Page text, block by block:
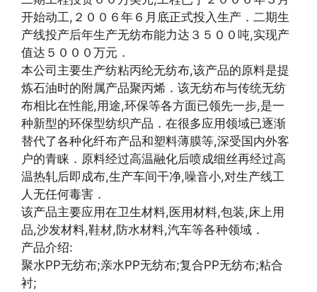
开始动工,２００６年６月底正式投入生产．二期生
产线投产后年生产无纺布能力达３５００吨,实现产
值达５０００万元．
本公司主要生产纺粘丙纶无纺布,该产品的原料是提
炼石油时的附属产品聚丙烯．该无纺布与传统无纺
布相比在性能,用途,环保等各方面已领先一步,是一
种新型的环保型纺织产品．在很多应用领域已逐渐
替代了各种化纤布产品和塑料薄膜等,深受国内外客
户的青睐．原料经过高温融化后喷成细丝再经过高
温热轧后即成布,生产车间干净,噪音小,对生产线工
人无任何毒害．
该产品主要应用在卫生材料,医用材料,包装,床上用
品,沙发材料,鞋材,防水材料,汽车等各种领域．
产品介绍:
聚水PP无纺布;亲水PP无纺布;复合PP无纺布;粘合
衬;